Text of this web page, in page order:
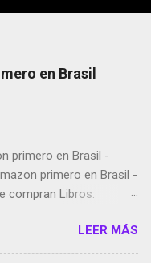
en Brasil
primero en Brasil -
primero en Brasil -
compran Libros:
Twitter deja de verificar
Brian May y el
LEER MÁS